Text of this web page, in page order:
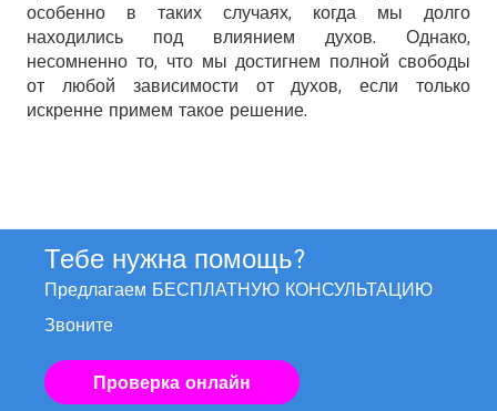
особенно в таких случаях, когда мы долго
находились под влиянием духов. Однако,
несомненно то, что мы достигнем полной свободы
от любой зависимости от духов, если только
искренне примем такое решение.
Тебе нужна помощь?
Предлагаем БЕСПЛАТНУЮ КОНСУЛЬТАЦИЮ
Звоните
Проверка онлайн